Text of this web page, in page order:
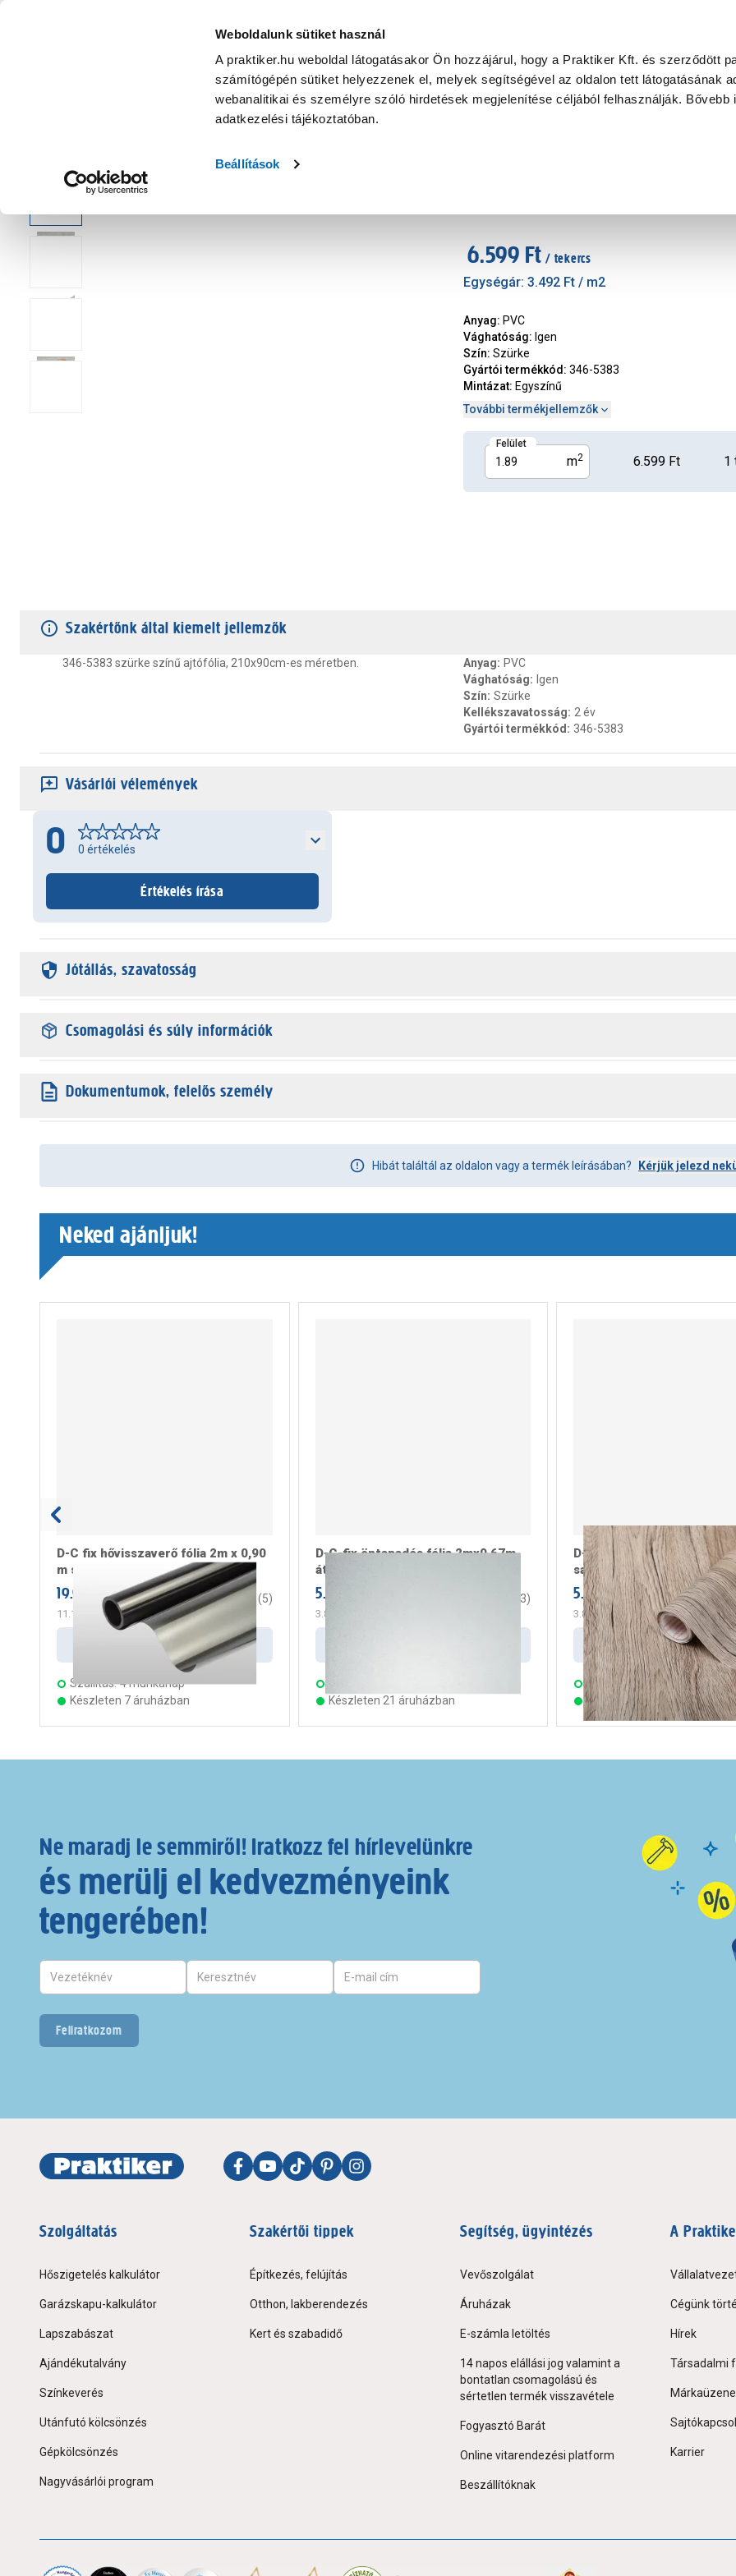
Weboldalunk sütiket használ
A praktiker.hu weboldal látogatásakor Ön hozzájárul, hogy a Praktiker Kft. és szerződött
számítógépén sütiket helyezzenek el, melyek segítségével az oldalon tett látogatásának
webanalitikai és személyre szóló hirdetések megjelenítése céljából felhasználják. Bővebb
adatkezelési tájékoztatóban.
Beállítások
KATEGÓRIÁK
Nyereményjáték Praktiker Professional Szakiajánló Ügyintézés és Információ
6.599 Ft / tekercs
Egységár: 3.492 Ft / m2
Anyag: PVC
Vághatóság: Igen
Szín: Szürke
Gyártói termékkód : 346-5383
Mintázat: Egyszínű
További termékjellemzők
Felület
m2 6.599 Ft 1
Szakértőnk által kiemelt jellemzők
346-5383 szürke színű ajtófólia, 210x90cm-es méretben. Anyag: PVC
Vághatóság: Igen
Szín: Szürke
Kellékszavatosság: 2 év
Gyártói termékkód : 346-5383
Vásárlói vélemények
0 0 értékelés
Értékelés írása
Jótállás, szavatosság
Csomagolási és súly információk
Dokumentumok, felelős személy
Hibát találtál az oldalon vagy a termék leírásában? Kérjük jelezd
Neked ajánljuk!
D-C fix hővisszaverő fólia 2m x 0,90
m statikus
19.990 Ft / tekercs
11.106 Ft / m2
(5)
Kosárba
Szállítás: 4 munkanap
Készleten 7 áruházban
D-C-fix öntapadós fólia 2mx0,67m
átlátszó tej (346-8052)
5.199 Ft
3.880 Ft
3)
Készleten 21 áruházban
D-C-fix öntapadós fólia
sanremo tölgy homok
5.199 Ft / darab
3.851 Ft/ m2
Kosárba
Szállítás: 2 munkanap
Készleten 22 áruházban
Ne maradj le semmiről! Iratkozz fel hírlevelünkre
és merülj el kedvezményeink
tengerében!
Feliratkozom
Szolgáltatás
Hőszigetelés kalkulátor
Garázskapu-kalkulátor
Lapszabászat
Ajándékutalvány
Színkeverés
Utánfutó kölcsönzés
Gépkölcsönzés
Nagyvásárlói program
Szakértői tippek
Építkezés, felújítás
Otthon, lakberendezés
Kert és szabadidő
Segítség, ügyintézés
Vevőszolgálat
Áruházak
E-számla letöltés
14 napos elállási jog valamint a
bontatlan csomagolású és
sértetlen termék visszavétele
Fogyasztó Barát
Online vitarendezési platform
Beszállítóknak
A
Cégünk
Hírek
Társadalmi
Karrier